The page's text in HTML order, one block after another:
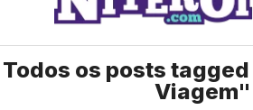
Todos os posts
Viagem"